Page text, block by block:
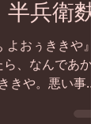
第４２
兵衛麩
おぅききや』
、なんであか